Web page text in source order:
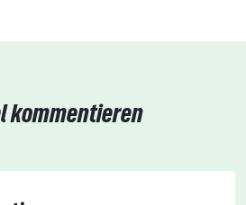
kommentieren